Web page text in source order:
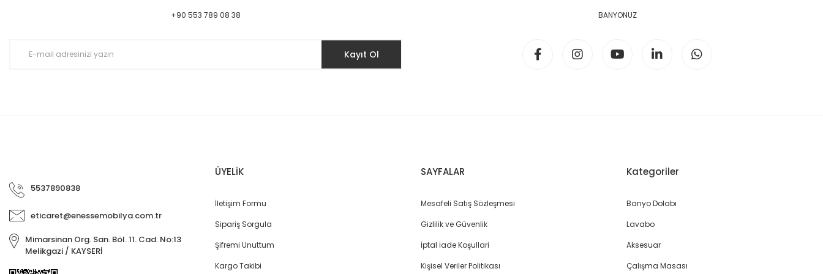
+90 553 789 08 38
Kayıt Ol
BANYONUZ
5537890838
eticaret@enessemobilya.com.tr
Mimarsinan Org. San. Böl. 11. Cad. No:13
Melikgazi / KAYSERİ
ÜYELİK
İletişim Formu
Sipariş Sorgula
Şifremi Unuttum
Kargo Takibi
SAYFALAR
Mesafeli Satış Sözleşmesi
Gizlilik ve Güvenlik
İptal İade Koşullari
Kişisel Veriler Politikası
Kategoriler
Banyo Dolabı
Lavabo
Aksesuar
Çalışma Masası